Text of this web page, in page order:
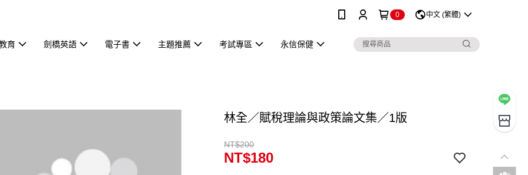
0 中文 (繁體)
育 劍橋英語 電子書 主題推薦 考試專區 永信保健
林全／賦稅理論與政策論文集／1版
NT$200
NT$180